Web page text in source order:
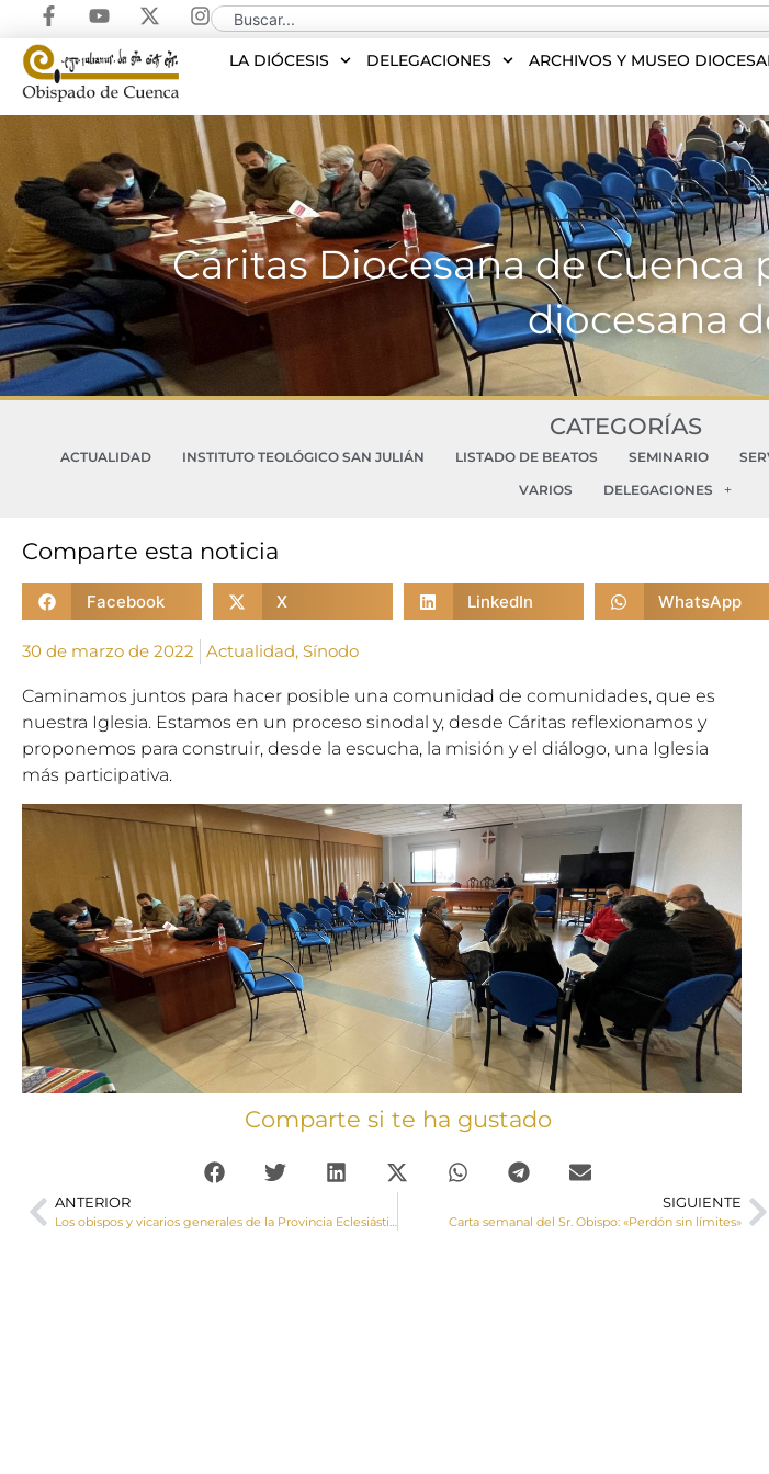
LA DIÓCESIS DELEGACIONES ARCHIVOS Y MUSEO
Cáritas Diocesana de
diocesana
CATEGORÍAS
ACTUALIDAD INSTITUTO TEOLÓGICO SAN JULIÁN LISTADO DE BEATOS SEMINARIO
VARIOS
DELEGACIONES
Comparte esta noticia
Facebook X LinkedIn WhatsApp
30 de marzo de 2022 Actualidad, Sínodo
Caminamos juntos para hacer posible una comunidad de comunidades, que es
nuestra Iglesia. Estamos en un proceso sinodal y, desde Cáritas reflexionamos y
proponemos para construir, desde la escucha, la misión y el diálogo, una Iglesia
más participativa.
Comparte si te ha gustado
ANTERIOR
Los obispos y vicarios generales de la Provincia Eclesiástica de Toledo se reúnen en Guadalajara
SIGUIENTE
Carta semanal del Sr. Obispo: «Perdón sin límites»